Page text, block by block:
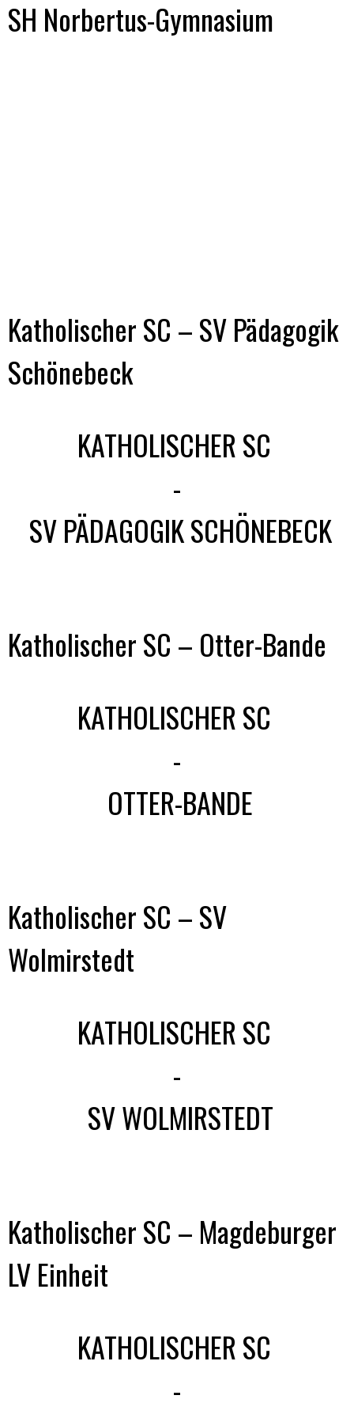
SH Norbertus-Gymnasium
Katholischer SC – SV Pädagogik
Schönebeck
KATHOLISCHER SC
-
SV PÄDAGOGIK SCHÖNEBECK
Katholischer SC – Otter-Bande
KATHOLISCHER SC
-
OTTER-BANDE
Katholischer SC – SV
Wolmirstedt
KATHOLISCHER SC
-
SV WOLMIRSTEDT
Katholischer SC – Magdeburger
LV Einheit
KATHOLISCHER SC
-